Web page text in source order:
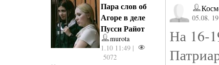
Пара слов об
Агоре в деле
Пусси Райот
murota
1.10 11:49 |
5072
05.08.
На 16-